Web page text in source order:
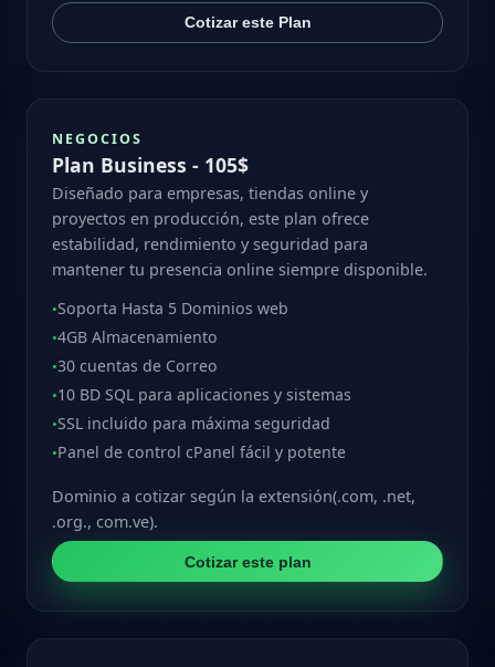
Cotizar este Plan
NEGOCIOS
Plan Business - 105$
Diseñado para empresas, tiendas online y
proyectos en producción, este plan ofrece
estabilidad, rendimiento y seguridad para
mantener tu presencia online siempre disponible.
•Soporta Hasta 5 Dominios web
•4GB Almacenamiento
•30 cuentas de Correo
•10 BD SQL para aplicaciones y sistemas
•SSL incluido para máxima seguridad
•Panel de control cPanel fácil y potente
Dominio a cotizar según la extensión(.com, .net,
.org., com.ve).
Cotizar este plan